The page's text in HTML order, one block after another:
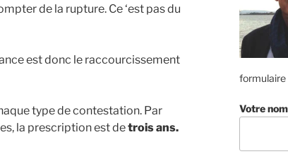
de la rupture. Ce ‘est pas du
est donc le raccourcissement
type de contestation. Par
la prescription est detrois ans.
formulaire
Votre nom